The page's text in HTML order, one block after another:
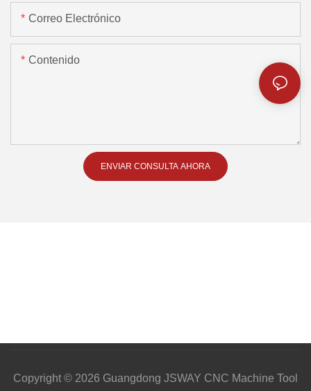
Correo Electrónico
Contenido
ENVIAR CONSULTA AHORA
Copyright © 2026 Guangdong JSWAY CNC Machine Tool